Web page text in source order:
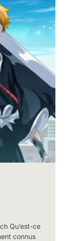
Qu’est-ce
connus